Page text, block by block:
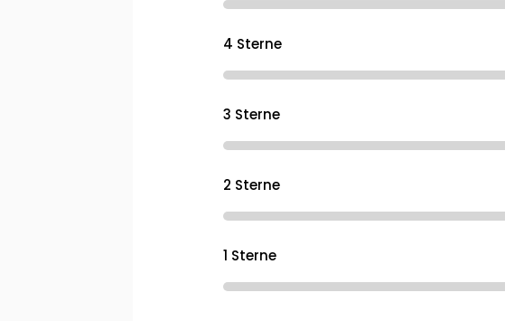
4 Sterne
3 Sterne
2 Sterne
1 Sterne